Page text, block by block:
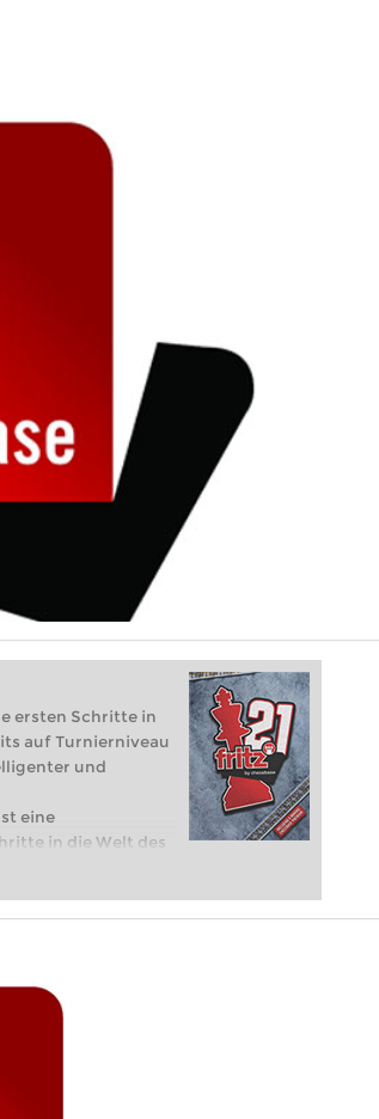
ersten Schritte in
auf Turnierniveau
und
eine
in die Welt des
spielen: Mit